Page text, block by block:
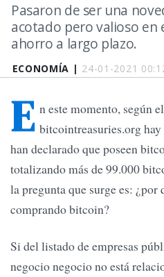
ECONOMÍA | 24-01-2021
Pasaron de ser una
acotado pero valioso
ahorro a largo plazo.
E n este momento, según
bitcointreasuries.org
han declarado que poseen
totalizando más de 99.000
la pregunta que surge es: ¿por
comprando bitcoin?
Si del listado de empresas
negocio negocio no está